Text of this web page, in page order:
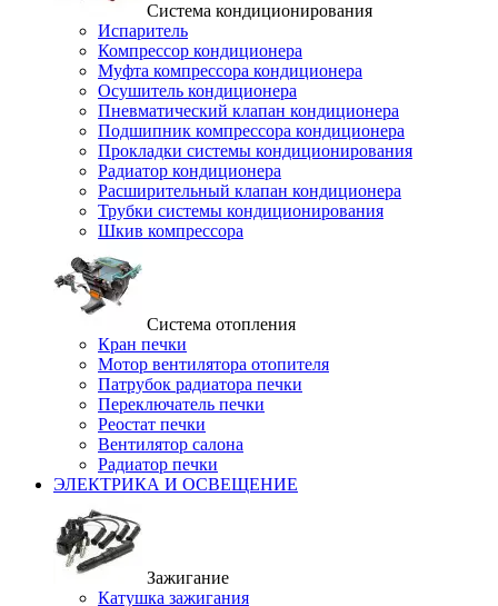
Система кондиционирования
Испаритель
Компрессор кондиционера
Муфта компрессора кондиционера
Осушитель кондиционера
Пневматический клапан кондиционера
Подшипник компрессора кондиционера
Прокладки системы кондиционирования
Радиатор кондиционера
Расширительный клапан кондиционера
Трубки системы кондиционирования
Шкив компрессора
Система отопления
Кран печки
Мотор вентилятора отопителя
Патрубок радиатора печки
Переключатель печки
Реостат печки
Вентилятор салона
Радиатор печки
ЭЛЕКТРИКА И ОСВЕЩЕНИЕ
Зажигание
Катушка зажигания